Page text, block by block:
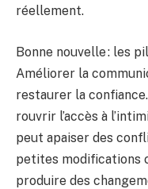
réellement.
Bonne nouvelle : les
Améliorer la
restaurer la
rouvrir l’accès à
peut apaiser des
petites modifications
produire des